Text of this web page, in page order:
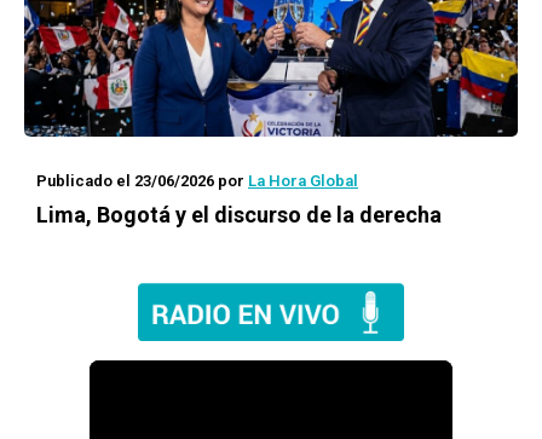
Publicado el 23/06/2026 por La Hora Global
Lima, Bogotá y el discurso de la derecha